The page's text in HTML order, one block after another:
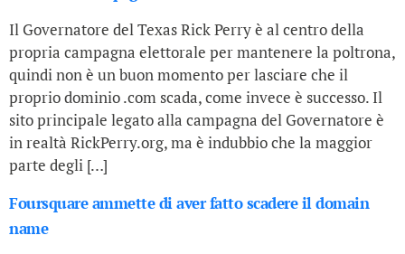
Il Governatore del Texas Rick Perry è al centro della
propria campagna elettorale per mantenere la poltrona,
quindi non è un buon momento per lasciare che il
proprio dominio .com scada, come invece è successo. Il
sito principale legato alla campagna del Governatore è
in realtà RickPerry.org, ma è indubbio che la maggior
parte degli […]
Foursquare ammette di aver fatto scadere il domain
name